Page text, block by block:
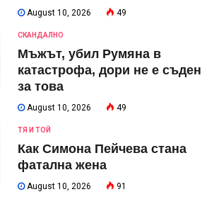
August 10, 2026 49
СКАНДАЛНО
Мъжът, убил Румяна в
катастрофа, дори не е съден
за това
August 10, 2026 49
ТЯ И ТОЙ
Как Симона Пейчева стана
фатална жена
August 10, 2026 91